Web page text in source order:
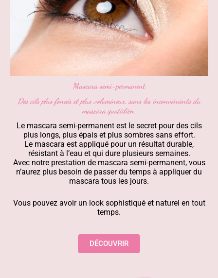
Mascara semi-permanent
Des cils plus foncés et plus volumineux, sans les inconvénients du
mascara quotidien.
Le mascara semi-permanent est le secret pour des cils
plus longs, plus épais et plus sombres sans effort.
Le mascara est appliqué pour un résultat durable,
résistant à l’eau et qui dure plusieurs semaines.
Avec notre prestation de mascara semi-permanent, vous
n’aurez plus besoin de passer du temps à appliquer du
mascara tous les jours.
Vous pouvez avoir un look sophistiqué et naturel en tout
temps.
DÉCOUVRIR